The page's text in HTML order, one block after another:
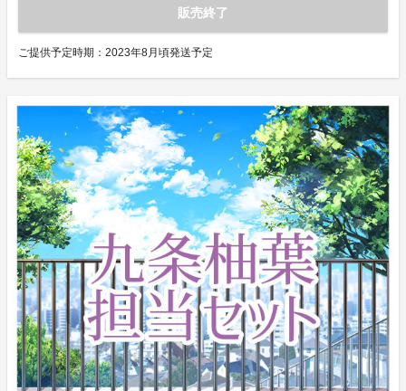
販売終了
ご提供予定時期： 2023年8月頃発送予定